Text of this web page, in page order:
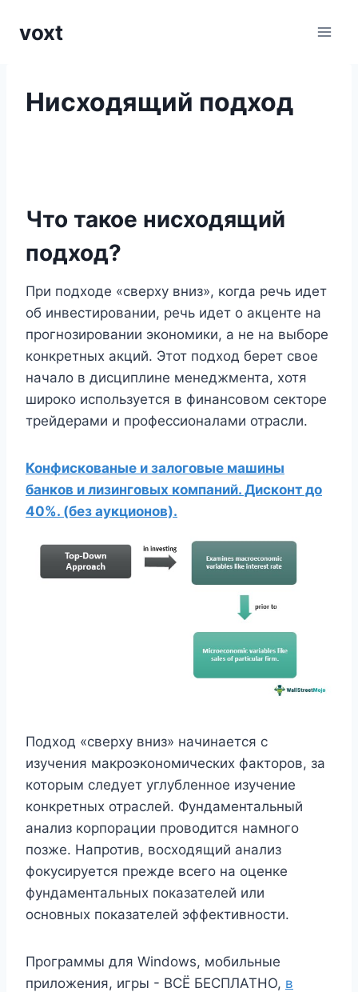
voxt
Нисходящий подход
Что такое нисходящий
подход?
При подходе «сверху вниз», когда речь идет
об инвестировании, речь идет о акценте на
прогнозировании экономики, а не на выборе
конкретных акций. Этот подход берет свое
начало в дисциплине менеджмента, хотя
широко используется в финансовом секторе
трейдерами и профессионалами отрасли.
Конфискованые и залоговые машины
банков и лизинговых компаний. Дисконт до
40%. (без аукционов).
Подход «сверху вниз» начинается с
изучения макроэкономических факторов, за
которым следует углубленное изучение
конкретных отраслей. Фундаментальный
анализ корпорации проводится намного
позже. Напротив, восходящий анализ
фокусируется прежде всего на оценке
фундаментальных показателей или
основных показателей эффективности.
Программы для Windows, мобильные
приложения, игры - ВСЁ БЕСПЛАТНО, в